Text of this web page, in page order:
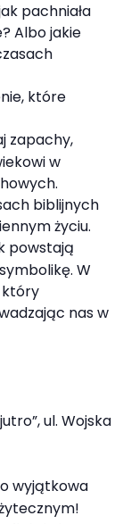
pachniała
Albo jakie
które
zapachy,
w
biblijnych
życiu.
powstają
W
nas w
ul. Wojska
wyjątkowa